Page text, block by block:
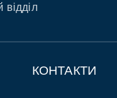
відділ
КОНТАКТИ